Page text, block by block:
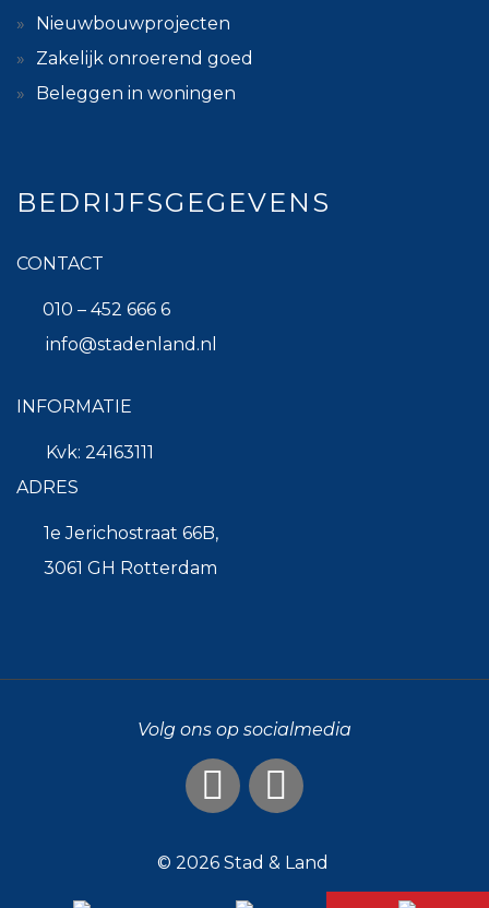
Nieuwbouwprojecten
Zakelijk onroerend goed
Beleggen in woningen
BEDRIJFSGEGEVENS
CONTACT
010 – 452 666 6
info@stadenland.nl
INFORMATIE
Kvk: 24163111
ADRES
1e Jerichostraat 66B,
3061 GH Rotterdam
Volg ons op socialmedia
© 2026 Stad & Land